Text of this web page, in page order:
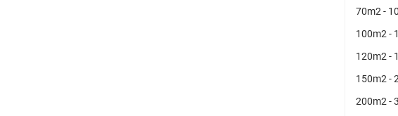
70m2 -
100m2 -
120m2 -
150m2 -
200m2 -